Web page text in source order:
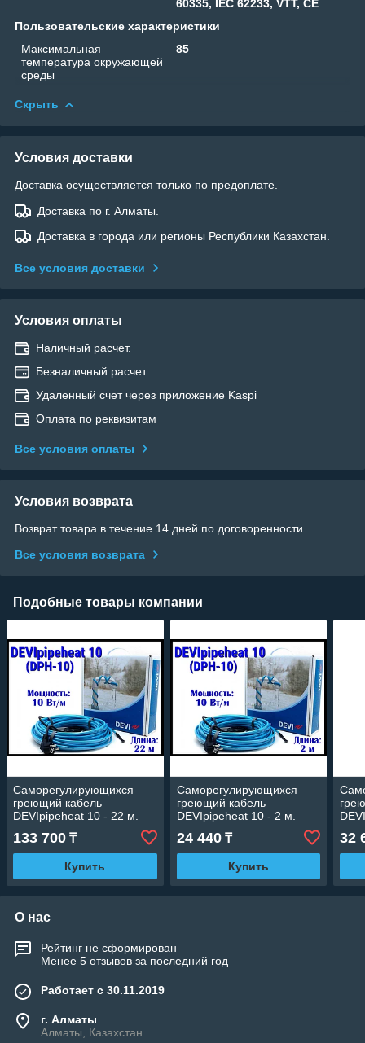
60335, IEC 62233, VTT, CE
Пользовательские характеристики
Максимальная
температура окружающей
среды
85
Скрыть
Условия доставки
Доставка осуществляется только по предоплате.
Доставка по г. Алматы.
Доставка в города или регионы Республики Казахстан.
Все условия доставки
Условия оплаты
Наличный расчет.
Безналичный расчет.
Удаленный счет через приложение Kaspi
Оплата по реквизитам
Все условия оплаты
Условия возврата
Возврат товара в течение 14 дней по договоренности
Все условия возврата
Подобные товары компании
Саморегулирующихся
греющий кабель
DEVIpipeheat 10 - 22 м.
(DPH-10, длина: 22 м.,
мощность: 220 Вт)
133 700 ₸
Купить
Саморегулирующихся
греющий кабель
DEVIpipeheat 10 - 2 м.
(DPH-10, длина: 2 м.,
мощность: 20 Вт)
24 440₸
Купить
32
О нас
Рейтинг не сформирован
Менее 5 отзывов за последний год
Работает с 30.11.2019
г. Алматы
Алматы, Казахстан